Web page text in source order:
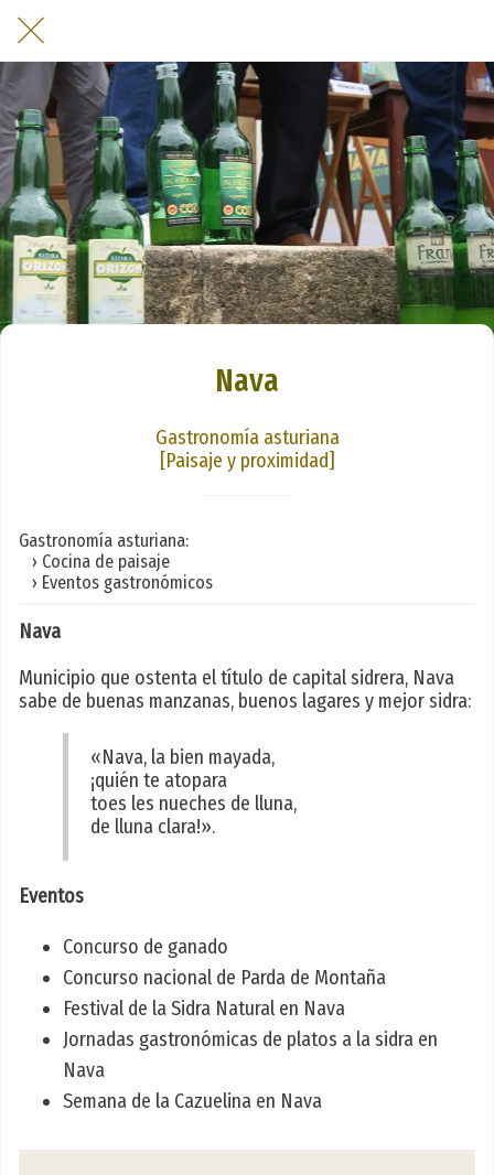
Nava
Gastronomía asturiana
[Paisaje y proximidad]
Gastronomía asturiana:
› Cocina de paisaje
› Eventos gastronómicos
Nava
Municipio que ostenta el título de capital sidrera, Nava
sabe de buenas manzanas, buenos lagares y mejor sidra:
«Nava, la bien mayada,
¡quién te atopara
toes les nueches de lluna,
de lluna clara!».
Eventos
Concurso de ganado
Concurso nacional de Parda de Montaña
Festival de la Sidra Natural en Nava
Jornadas gastronómicas de platos a la sidra en
Nava
Semana de la Cazuelina en Nava